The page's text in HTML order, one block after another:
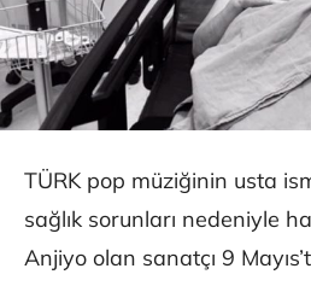
TÜRK pop müziğinin usta
sağlık sorunları nedeniyle
Anjiyo olan sanatçı 9